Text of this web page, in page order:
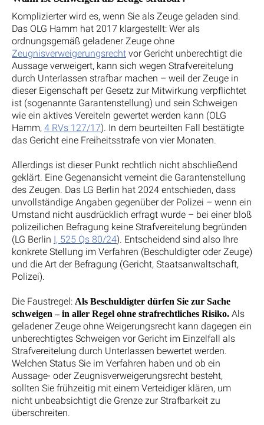
Komplizierter wird es, wenn Sie als Zeuge geladen sind.
Das OLG Hamm hat 2017 klargestellt: Wer als
ordnungsgemäß geladener Zeuge ohne
Zeugnisverweigerungsrecht vor Gericht unberechtigt die
Aussage verweigert, kann sich wegen Strafvereitelung
durch Unterlassen strafbar machen – weil der Zeuge in
dieser Eigenschaft per Gesetz zur Mitwirkung verpflichtet
ist (sogenannte Garantenstellung) und sein Schweigen
wie ein aktives Vereiteln gewertet werden kann (OLG
Hamm, 4 RVs 127/17). In dem beurteilten Fall bestätigte
das Gericht eine Freiheitsstrafe von vier Monaten.
Allerdings ist dieser Punkt rechtlich nicht abschließend
geklärt. Eine Gegenansicht verneint die Garantenstellung
des Zeugen. Das LG Berlin hat 2024 entschieden, dass
unvollständige Angaben gegenüber der Polizei – wenn ein
Umstand nicht ausdrücklich erfragt wurde – bei einer bloß
polizeilichen Befragung keine Strafvereitelung begründen
(LG Berlin I, 525 Qs 80/24). Entscheidend sind also Ihre
konkrete Stellung im Verfahren (Beschuldigter oder Zeuge)
und die Art der Befragung (Gericht, Staatsanwaltschaft,
Polizei).
Die Faustregel: Als Beschuldigter dürfen Sie zur Sache
schweigen – in aller Regel ohne strafrechtliches Risiko. Als
geladener Zeuge ohne Weigerungsrecht kann dagegen ein
unberechtigtes Schweigen vor Gericht im Einzelfall als
Strafvereitelung durch Unterlassen bewertet werden.
Welchen Status Sie im Verfahren haben und ob ein
Aussage- oder Zeugnisverweigerungsrecht besteht,
sollten Sie frühzeitig mit einem Verteidiger klären, um
nicht unbeabsichtigt die Grenze zur Strafbarkeit zu
überschreiten.